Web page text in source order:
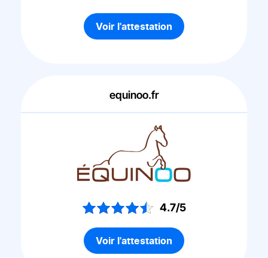
Voir l'attestation
equinoo.fr
4.7/5
Voir l'attestation